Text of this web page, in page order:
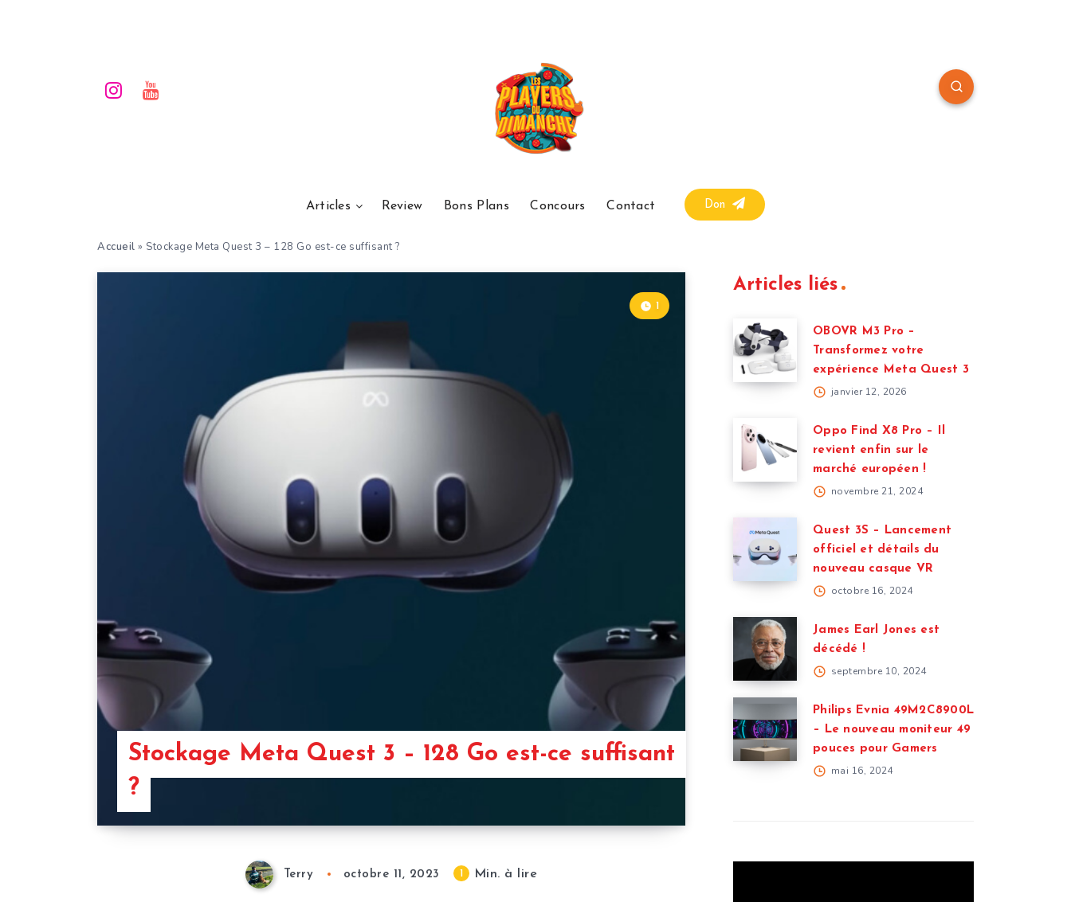
Articles Review Bons Plans Concours Contact Don
Accueil » Stockage Meta Quest 3 – 128 Go est-ce suffisant ?
Stockage Meta Quest 3 – 128 Go est-ce suffisant
?
1
Terry octobre 11, 2023 1 Min. à lire
Articles liés
OBOVR M3 Pro –
Transformez votre
expérience Meta Quest 3
janvier 12, 2026
Oppo Find X8 Pro – Il
revient enfin sur le
marché européen !
novembre 21, 2024
Quest 3S – Lancement
officiel et détails du
nouveau casque VR
octobre 16, 2024
James Earl Jones est
décédé !
septembre 10, 2024
Philips Evnia 49M2C8900L
– Le nouveau moniteur 49
pouces pour Gamers
mai 16, 2024